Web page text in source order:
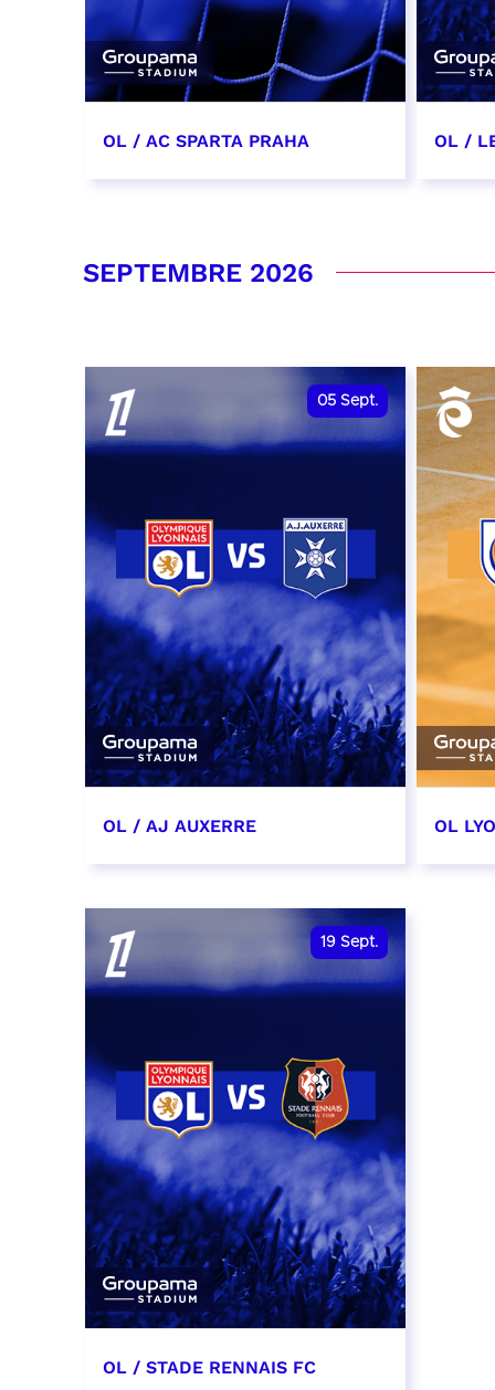
OL / AC SPARTA PRAHA OL /
SEPTEMBRE 2026
05 Sept.
OL / AJ AUXERRE
RÉSERVER
OL
19 Sept.
OL / STADE RENNAIS FC